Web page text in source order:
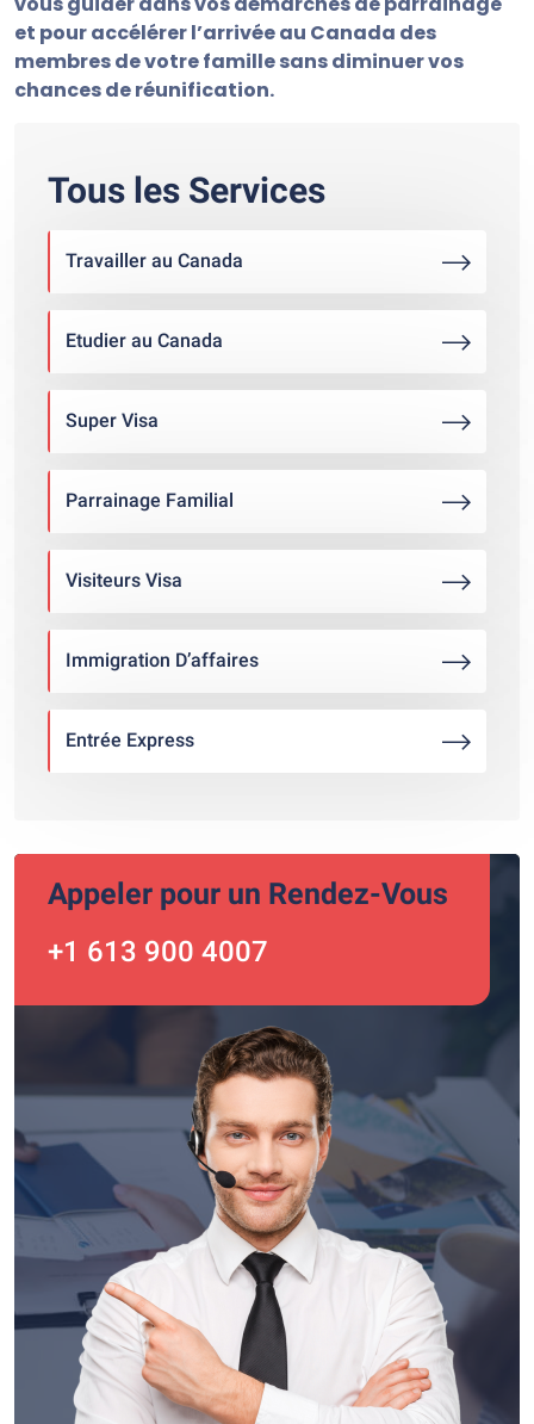
et pour accélérer l’arrivée au Canada des
membres de votre famille sans diminuer vos
chances de réunification.
Tous les Services
Travailler au Canada
Etudier au Canada
Super Visa
Parrainage Familial
Visiteurs Visa
Immigration D’affaires
Entrée Express
Appeler pour un Rendez-Vous
+1 613 900 4007